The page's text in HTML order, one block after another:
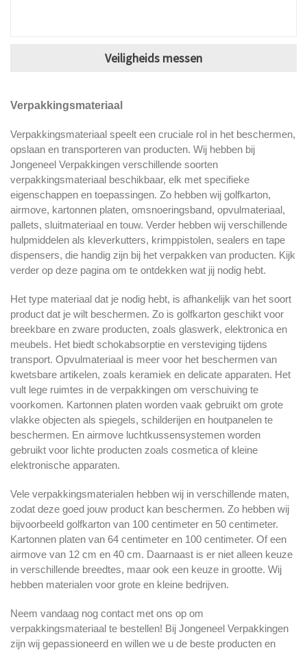
Veiligheids messen
Verpakkingsmateriaal
Verpakkingsmateriaal speelt een cruciale rol in het beschermen,
opslaan en transporteren van producten. Wij hebben bij
Jongeneel Verpakkingen verschillende soorten
verpakkingsmateriaal beschikbaar, elk met specifieke
eigenschappen en toepassingen. Zo hebben wij golfkarton,
airmove, kartonnen platen, omsnoeringsband, opvulmateriaal,
pallets, sluitmateriaal en touw. Verder hebben wij verschillende
hulpmiddelen als kleverkutters, krimppistolen, sealers en tape
dispensers, die handig zijn bij het verpakken van producten. Kijk
verder op deze pagina om te ontdekken wat jij nodig hebt.
Het type materiaal dat je nodig hebt, is afhankelijk van het soort
product dat je wilt beschermen. Zo is golfkarton geschikt voor
breekbare en zware producten, zoals glaswerk, elektronica en
meubels. Het biedt schokabsorptie en versteviging tijdens
transport. Opvulmateriaal is meer voor het beschermen van
kwetsbare artikelen, zoals keramiek en delicate apparaten. Het
vult lege ruimtes in de verpakkingen om verschuiving te
voorkomen. Kartonnen platen worden vaak gebruikt om grote
vlakke objecten als spiegels, schilderijen en houtpanelen te
beschermen. En airmove luchtkussensystemen worden
gebruikt voor lichte producten zoals cosmetica of kleine
elektronische apparaten.
Vele verpakkingsmaterialen hebben wij in verschillende maten,
zodat deze goed jouw product kan beschermen. Zo hebben wij
bijvoorbeeld golfkarton van 100 centimeter en 50 centimeter.
Kartonnen platen van 64 centimeter en 100 centimeter. Of een
airmove van 12 cm en 40 cm. Daarnaast is er niet alleen keuze
in verschillende breedtes, maar ook een keuze in grootte. Wij
hebben materialen voor grote en kleine bedrijven.
Neem vandaag nog contact met ons op om
verpakkingsmateriaal te bestellen! Bij Jongeneel Verpakkingen
zijn wij gepassioneerd en willen we u de beste producten en